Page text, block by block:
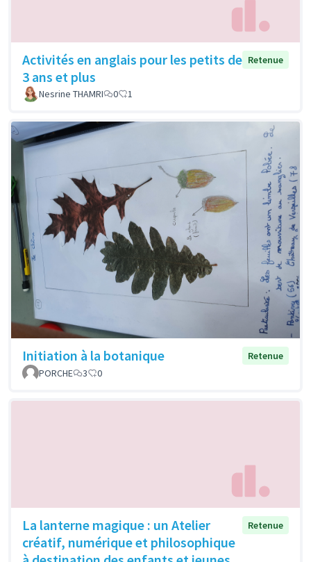
Activités en anglais pour les petits de
3 ans et plus
Retenue
Nesrine THAMRI 0 1
Initiation à la botanique
Retenue
PORCHE
3 0
La lanterne magique : un Atelier
créatif, numérique et philosophique
Retenue